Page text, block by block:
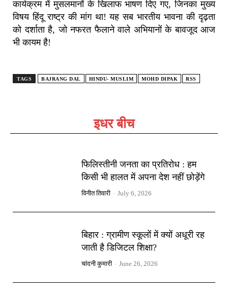
इधर बीच
फिलिस्तीनी जनता का प्रतिरोध : हम
किसी भी हालत में अपना देश नहीं छोड़ेंगे
विनीत तिवारी - July 6, 2026
बिहार : ग्रामीण स्कूलों में क्यों अधूरी रह
जाती है डिजिटल शिक्षा?
चांदनी कुमारी - June 26, 2026
कार्यक्रम में मुसलमानों के खिलाफ भाषण दिए गए, जिनका मुख्य
विषय हिंदू राष्ट्र की मांग था! यह सब भारतीय भावना की दृढ़ता
को दर्शाता है, जो नफरत फैलाने वाले अभियानों के बावजूद आज
भी कायम है!
TAGS BAJRANG DAL HINDU- MUSLIM MOHD DIPAK RSS